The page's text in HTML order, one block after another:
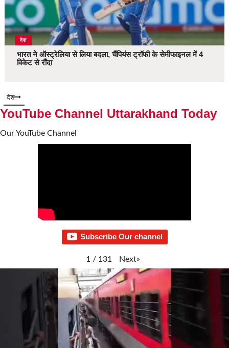
देश
भारत ने ऑस्ट्रेलिया से लिया बदला, चैंपियंस ट्रॉफी के सेमीफाइनल में 4
विकेट से रौंदा
देश
YouTube Channel Uttarakhand Today
Our YouTube Channel
Subscribe Our channel
1 / 131 Next»